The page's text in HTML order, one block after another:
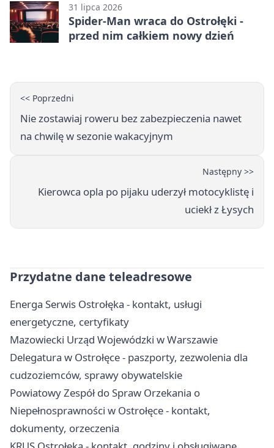
31 lipca 2026
Spider-Man wraca do Ostrołęki -
przed nim całkiem nowy dzień
<< Poprzedni
Nie zostawiaj roweru bez zabezpieczenia nawet
na chwilę w sezonie wakacyjnym
Następny >>
Kierowca opla po pijaku uderzył motocyklistę i
uciekł z Łysych
Przydatne dane teleadresowe
Energa Serwis Ostrołęka - kontakt, usługi
energetyczne, certyfikaty
Mazowiecki Urząd Wojewódzki w Warszawie
Delegatura w Ostrołęce - paszporty, zezwolenia dla
cudzoziemców, sprawy obywatelskie
Powiatowy Zespół do Spraw Orzekania o
Niepełnosprawności w Ostrołęce - kontakt,
dokumenty, orzeczenia